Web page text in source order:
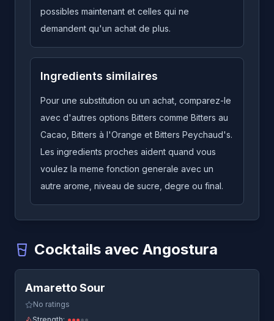
possibles maintenant et celles qui ne
demandent qu'un achat de plus.
Ingredients similaires
Pour une substitution ou un achat, comparez-le
avec d'autres options Bitters comme Bitters au
Cacao, Bitters à l'Orange et Bitters Peychaud's.
Les ingredients proches aident quand vous
voulez la meme fonction generale avec un
autre arome, niveau de sucre, degre ou final.
Cocktails avec Angostura
Amaretto Sour
Boston Sour-Un cocktail qui utilise Angostura
Cocktail Champagne
Quick View
Amaretto Sour
No ratings